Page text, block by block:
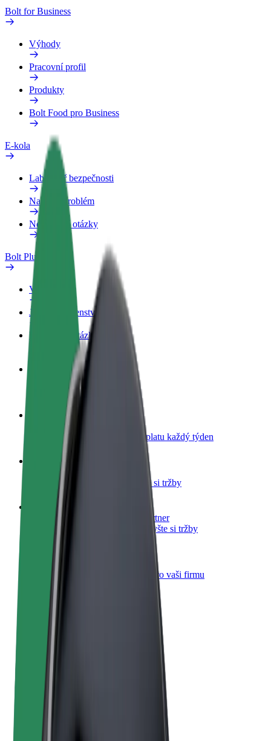
Bolt for Business
Výhody
Pracovní profil
Produkty
Bolt Food pro Business
E-kola
Laboratoř bezpečnosti
Nahlásit problém
Nejčastější otázky
Bolt Plus
Výhody
Jak získat členství
Nejčastější otázky
Staňte se řidičem
Vydělávejte podle sebe
Staňte se kurýrem
Doručujte jídlo a dostávejte výplatu každý týden
Přidejte restauraci nebo obchod
Oslovte více zákazníků a zvyšte si tržby
Zaregistrujte se jako flotilový partner
Přidejte svou flotilu k Boltu a zvyšte si tržby
Bolt for Business
Produkty a služby Boltu přesně pro vaši firmu
Obchodní podmínky
Soukromí
Cookies
© 2026 Bolt Technology OÜ
Produkty